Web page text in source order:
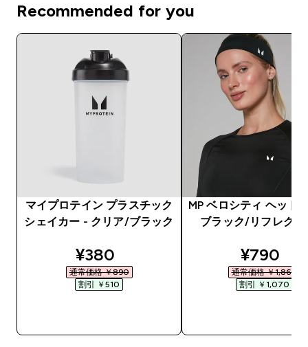
Recommended for you
マイプロテイン プラスチック
シェイカー - クリア/ブラック
discounted price
¥380‎
通常価格 ￥890‎
割引 ￥510‎
MP ベロシティ ヘッド
ブラック/リフレクテ
¥790‎
通常価格 ￥1,860‎
割引 ￥1,070‎